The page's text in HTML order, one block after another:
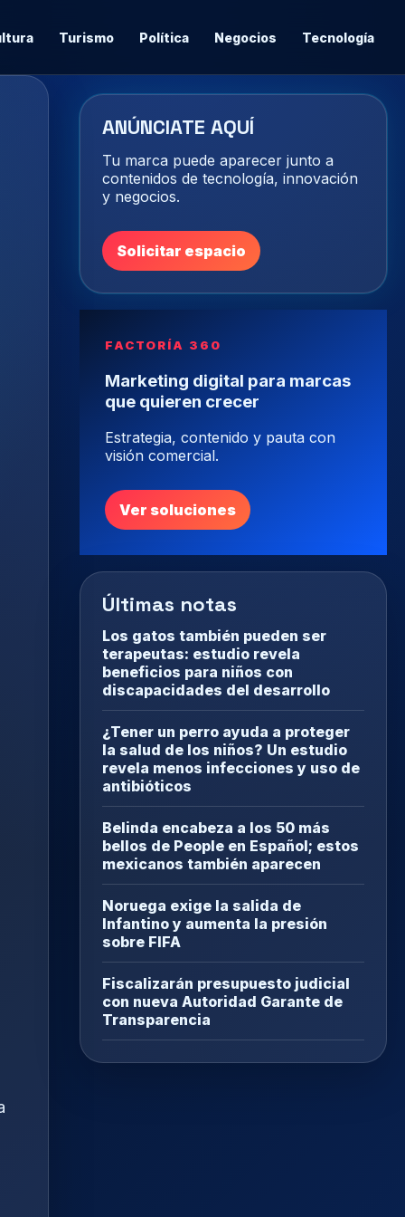
Turismo Política Negocios Tecnología
ANÚNCIATE AQUÍ
Tu marca puede aparecer junto a
contenidos de tecnología, innovación
y negocios.
Solicitar espacio
FACTORÍA 360
Marketing digital para marcas
que quieren crecer
Estrategia, contenido y pauta con
visión comercial.
Ver soluciones
Últimas notas
Los gatos también pueden ser
terapeutas: estudio revela
beneficios para niños con
discapacidades del desarrollo
¿Tener un perro ayuda a proteger
la salud de los niños? Un estudio
revela menos infecciones y uso de
antibióticos
Belinda encabeza a los 50 más
bellos de People en Español; estos
mexicanos también aparecen
Noruega exige la salida de
Infantino y aumenta la presión
sobre FIFA
Fiscalizarán presupuesto judicial
con nueva Autoridad Garante de
Transparencia